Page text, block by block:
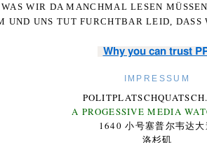
WIR DA MANCHMAL LESEN
UND UNS TUT FURCHTBAR LEID, DASS
Why you can trust
IMPRESSUM
A PROGESSIVE MEDIA
1640 小号塞普尔韦达大
洛杉矶